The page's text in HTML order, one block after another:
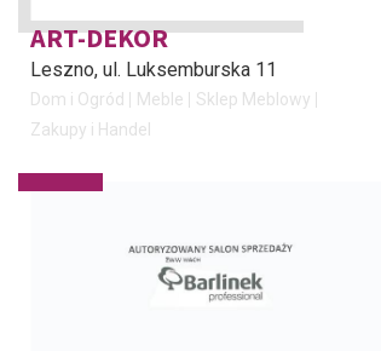
ART-DEKOR
Leszno, ul. Luksemburska 11
Dom i Ogród Meble
Sklep Meblowy
Zakupy i Handel